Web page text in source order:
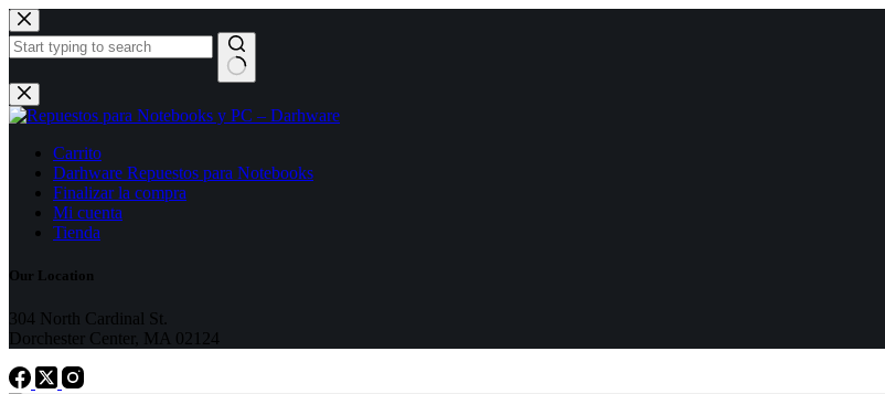
Skip
to
content
No
results
Carrito
Darhware Repuestos para Notebooks
Finalizar la compra
Mi cuenta
Tienda
Our Location
304 North Cardinal St.
Dorchester Center, MA 02124